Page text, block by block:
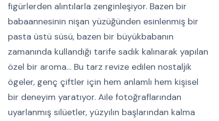
figürlerden alıntılarla zenginleşiyor. Bazen bir
babaannesinin nişan yüzüğünden esinlenmiş bir
pasta üstü süsü, bazen bir büyükbabanın
zamanında kullandığı tarife sadık kalınarak yapılan
özel bir aroma… Bu tarz revize edilen nostaljik
ögeler, genç çiftler için hem anlamlı hem kişisel
bir deneyim yaratıyor. Aile fotoğraflarından
uyarlanmış silüetler, yüzyılın başlarından kalma